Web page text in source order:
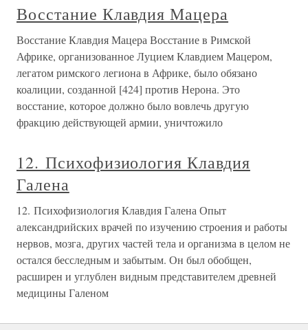
Восстание Клавдия Мацера
Восстание Клавдия Мацера Восстание в Римской
Африке, организованное Луцием Клавдием Мацером,
легатом римского легиона в Африке, было обязано
коалиции, созданной [424] против Нерона. Это
восстание, которое должно было вовлечь другую
фракцию действующей армии, уничтожило
12. Психофизиология Клавдия
Галена
12. Психофизиология Клавдия Галена Опыт
александрийских врачей по изучению строения и работы
нервов, мозга, других частей тела и организма в целом не
остался бесследным и забытым. Он был обобщен,
расширен и углублен видным представителем древней
медицины Галеном